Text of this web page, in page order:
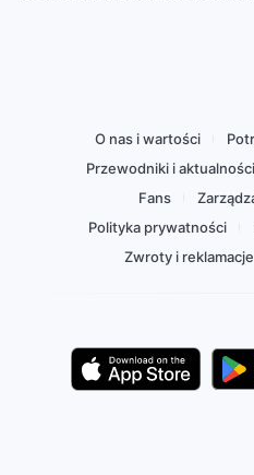
O nas i wartości
Przewodniki i
Fans
Polityka prywatności
Zwroty i reklamacje